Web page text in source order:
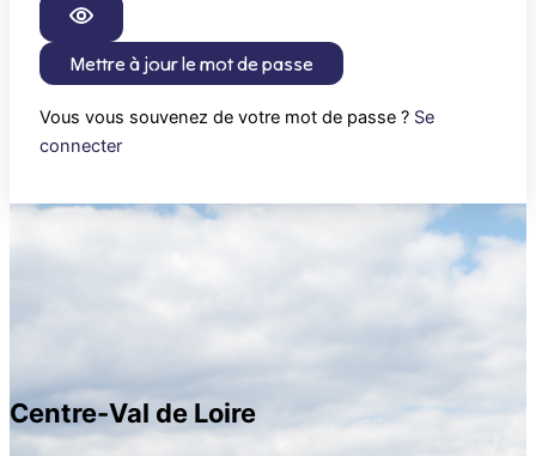
Mettre à jour le mot de passe
Vous vous souvenez de votre mot de passe ? Se
connecter
Centre-Val de Loire